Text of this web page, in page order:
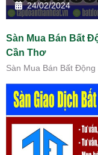
24/02/2024
Sàn Mua Bán Bất
Cần Thơ
Sàn Mua Bán Bất